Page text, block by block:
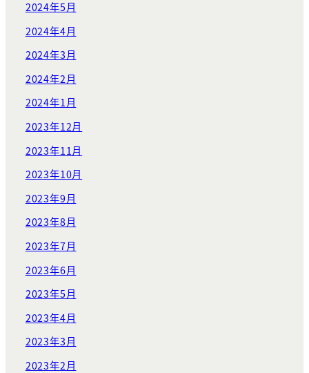
2024年5月
2024年4月
2024年3月
2024年2月
2024年1月
2023年12月
2023年11月
2023年10月
2023年9月
2023年8月
2023年7月
2023年6月
2023年5月
2023年4月
2023年3月
2023年2月